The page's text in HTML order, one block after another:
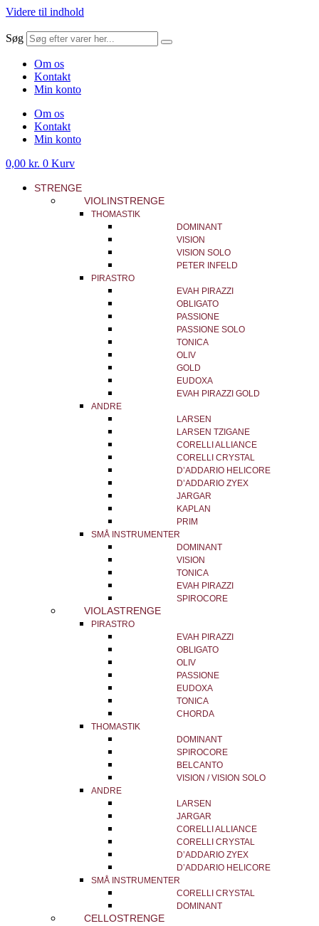
Videre til indhold
Søg
Om os
Kontakt
Min konto
Om os
Kontakt
Min konto
0,00 kr. 0 Kurv
STRENGE
VIOLINSTRENGE
THOMASTIK
DOMINANT
VISION
VISION SOLO
PETER INFELD
PIRASTRO
EVAH PIRAZZI
OBLIGATO
PASSIONE
PASSIONE SOLO
TONICA
OLIV
GOLD
EUDOXA
EVAH PIRAZZI GOLD
ANDRE
LARSEN
LARSEN TZIGANE
CORELLI ALLIANCE
CORELLI CRYSTAL
D’ADDARIO HELICORE
D’ADDARIO ZYEX
JARGAR
KAPLAN
PRIM
SMÅ INSTRUMENTER
DOMINANT
VISION
TONICA
EVAH PIRAZZI
SPIROCORE
VIOLASTRENGE
PIRASTRO
EVAH PIRAZZI
OBLIGATO
OLIV
PASSIONE
EUDOXA
TONICA
CHORDA
THOMASTIK
DOMINANT
SPIROCORE
BELCANTO
VISION / VISION SOLO
ANDRE
LARSEN
JARGAR
CORELLI ALLIANCE
CORELLI CRYSTAL
D’ADDARIO ZYEX
D’ADDARIO HELICORE
SMÅ INSTRUMENTER
CORELLI CRYSTAL
DOMINANT
CELLOSTRENGE